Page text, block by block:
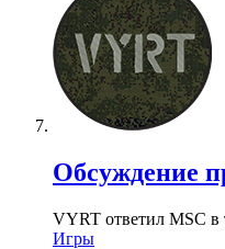
Обсуждение
VYRT ответил MSC в
Игры